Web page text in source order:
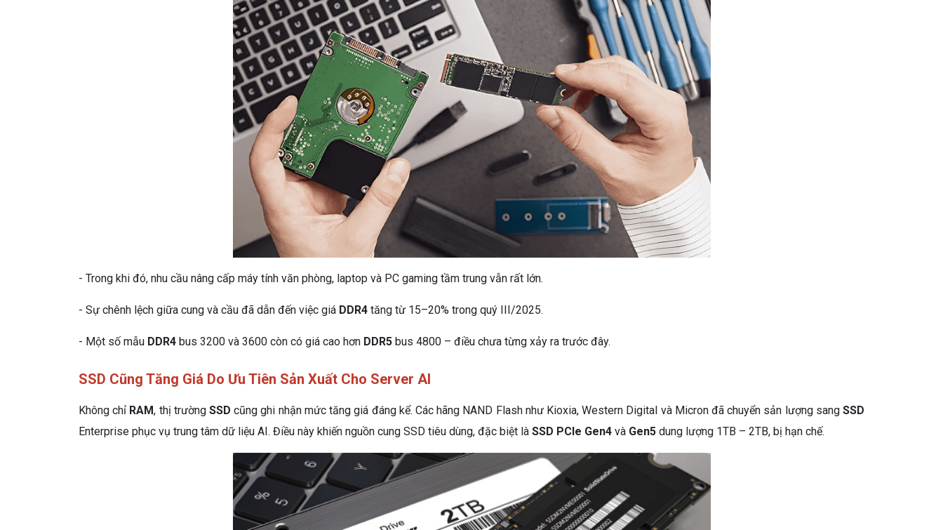
- Trong khi đó, nhu cầu nâng cấp máy tính văn phòng, laptop và PC gaming tầm trung vẫn rất lớn.
- Sự chênh lệch giữa cung và cầu đã dẫn đến việc giá DDR4 tăng từ 15–20% trong quý III/2025.
- Một số mẫu DDR4 bus 3200 và 3600 còn có giá cao hơn DDR5 bus 4800 – điều chưa từng xảy ra trước đây.
SSD Cũng Tăng Giá Do Ưu Tiên Sản Xuất Cho Server AI
Không chỉ RAM, thị trườngSSD cũng ghi nhận mức tăng giá đáng kể. Các hãng NAND Flash như Kioxia, Western Digital và Micron đã chuyển sản lượng sangSSD
Enterprise phục vụ trung tâm dữ liệu AI. Điều này khiến nguồn cung SSD tiêu dùng, đặc biệt là SSD PCIe Gen4 và Gen5 dung lượng 1TB – 2TB, bị hạn chế.